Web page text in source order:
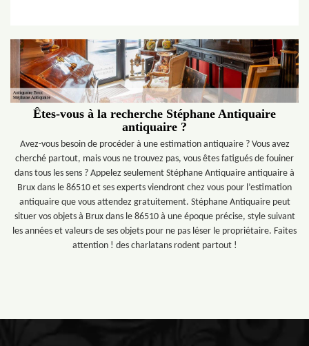
Êtes-vous à la recherche Stéphane Antiquaire
antiquaire ?
Avez-vous besoin de procéder à une estimation antiquaire ? Vous avez
cherché partout, mais vous ne trouvez pas, vous êtes fatigués de fouiner
dans tous les sens ? Appelez seulement Stéphane Antiquaire antiquaire à
Brux dans le 86510 et ses experts viendront chez vous pour l’estimation
antiquaire que vous attendez gratuitement. Stéphane Antiquaire peut
situer vos objets à Brux dans le 86510 à une époque précise, style suivant
les années et valeurs de ses objets pour ne pas léser le propriétaire. Faites
attention ! des charlatans rodent partout !